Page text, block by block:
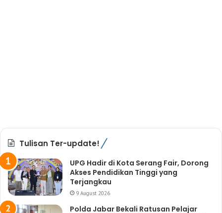
Tulisan Ter-update!
UPG Hadir di Kota Serang Fair, Dorong
Akses Pendidikan Tinggi yang
Terjangkau
9 August 2026
Polda Jabar Bekali Ratusan Pelajar